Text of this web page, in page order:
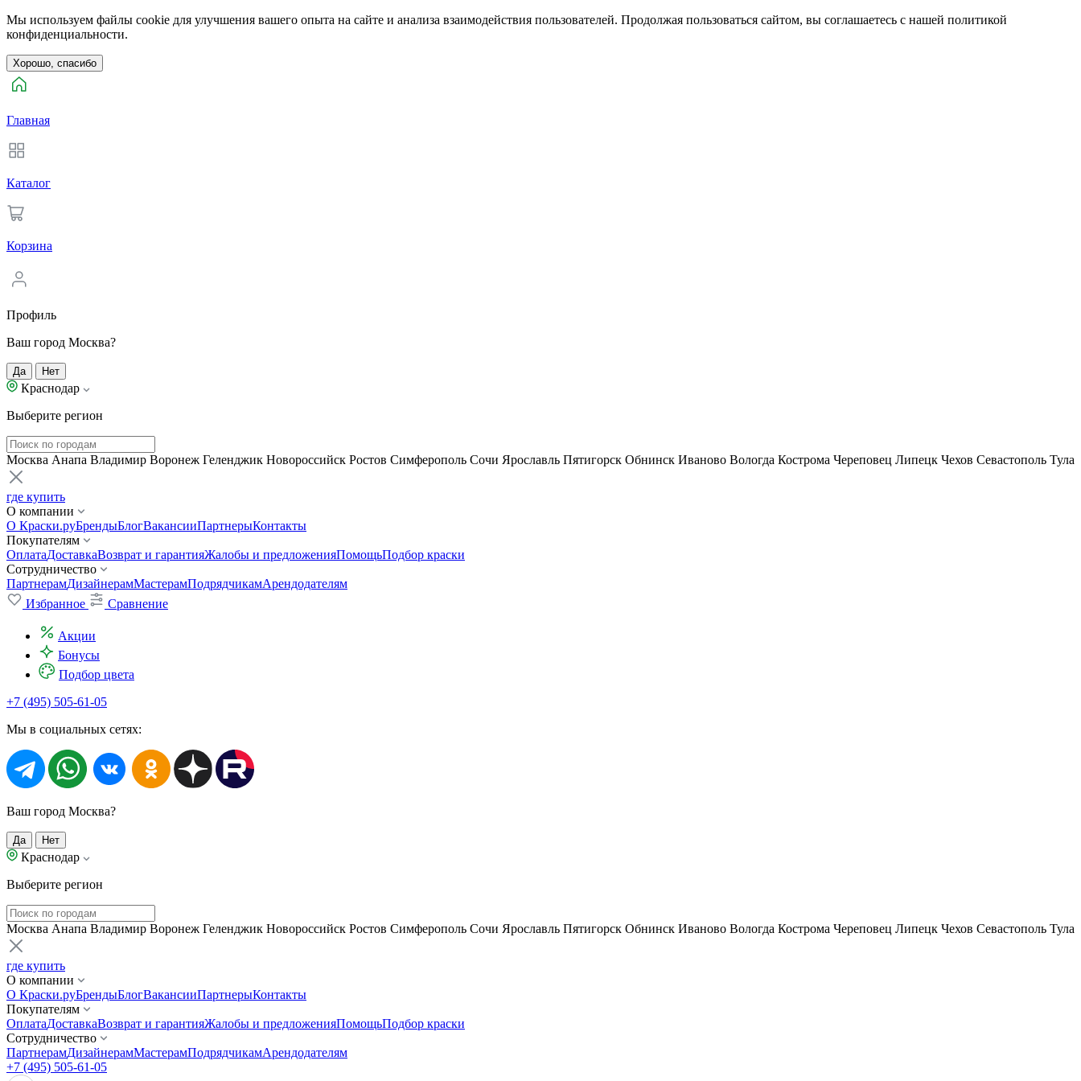
Мы используем файлы cookie для улучшения вашего опыта на сайте и анализа взаимодействия пользователей. Продолжая пользоваться сайтом, вы соглашаетесь с нашей политикой
конфиденциальности.
Хорошо, спасибо
Главная
Каталог
Корзина
Профиль
Ваш город Москва?
Да Нет
Краснодар
Выберите регион
Москва Анапа Владимир Воронеж Геленджик Новороссийск Ростов Симферополь Сочи Ярославль Пятигорск Обнинск Иваново Вологда Кострома Череповец Липецк Чехов Севастополь Тула
где купить
О компании
О Краски.руБрендыБлогВакансииПартнерыКонтакты
Покупателям
ОплатаДоставкаВозврат и гарантияЖалобы и предложенияПомощьПодбор краски
Сотрудничество
ПартнерамДизайнерамМастерамПодрядчикамАрендодателям
Избранное
Сравнение
Акции
Бонусы
Подбор цвета
+7 (495) 505-61-05
Мы в социальных сетях:
Ваш город Москва?
Да Нет
Краснодар
Выберите регион
Москва Анапа Владимир Воронеж Геленджик Новороссийск Ростов Симферополь Сочи Ярославль Пятигорск Обнинск Иваново Вологда Кострома Череповец Липецк Чехов Севастополь Тула
где купить
О компании
О Краски.руБрендыБлогВакансииПартнерыКонтакты
Покупателям
ОплатаДоставкаВозврат и гарантияЖалобы и предложенияПомощьПодбор краски
Сотрудничество
ПартнерамДизайнерамМастерамПодрядчикамАрендодателям
+7 (495) 505-61-05